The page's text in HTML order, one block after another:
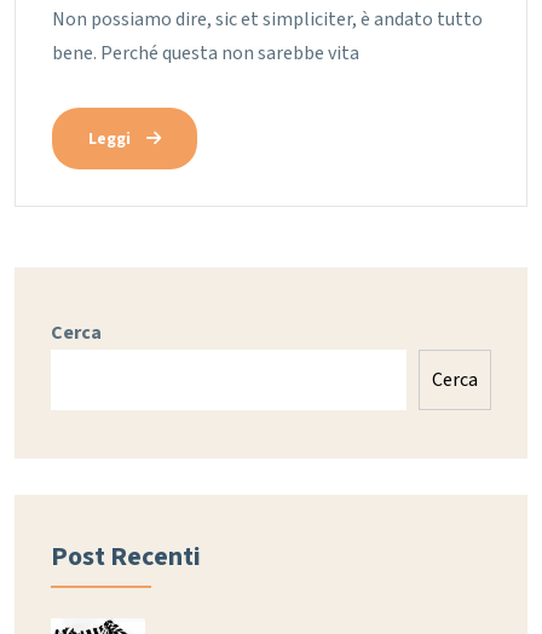
Non possiamo dire, sic et simpliciter, è andato tutto
bene. Perché questa non sarebbe vita
Leggi
Cerca
Cerca
Post Recenti